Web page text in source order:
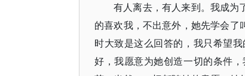
有人离去，有人来到。我成为
的喜欢我，不出意外，她先学会
时大致是这么回答的，我只希望
好，我愿意为她创造一切的条件